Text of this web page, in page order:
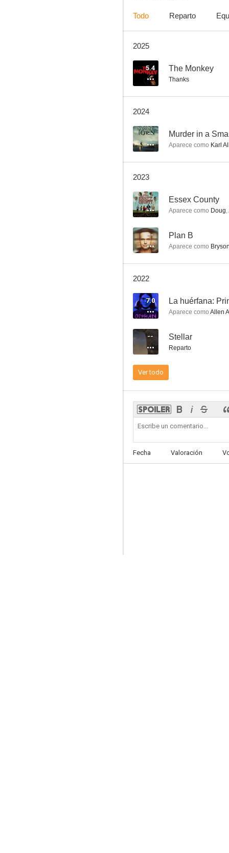
7.0
7.0
Doble traición
6.3
Todo Reparto
2025
5.4 The Monkey
Thanks
2024
-- Murder in a
Aparece como Karl
2023
-- Essex County
Aparece como Doug,
-- Plan B
Aparece como
2022
7.0 La huérfana:
Aparece como Allen
-- Stellar
Reparto
Ver todo
Fecha Valoración